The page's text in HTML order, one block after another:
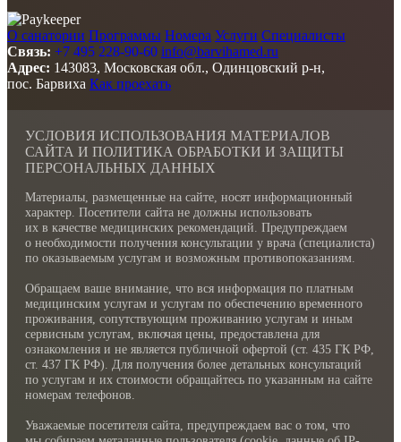
О санатории Программы Номера Услуги Специалисты
Связь: +7 495 228-90-60 info@barvihamed.ru
Адрес: 143083, Московская обл., Одинцовский р-н,
пос. Барвиха Как проехать
УСЛОВИЯ ИСПОЛЬЗОВАНИЯ МАТЕРИАЛОВ
САЙТА И ПОЛИТИКА ОБРАБОТКИ И ЗАЩИТЫ
ПЕРСОНАЛЬНЫХ ДАННЫХ
Материалы, размещенные на сайте, носят информационный
характер. Посетители сайта не должны использовать
их в качестве медицинских рекомендаций. Предупреждаем
о необходимости получения консультации у врача (специалиста)
по оказываемым услугам и возможным противопоказаниям.
Обращаем ваше внимание, что вся информация по платным
медицинским услугам и услугам по обеспечению временного
проживания, сопутствующим проживанию услугам и иным
сервисным услугам, включая цены, предоставлена для
ознакомления и не является публичной офертой (ст. 435 ГК РФ,
cт. 437 ГК РФ). Для получения более детальных консультаций
по услугам и их стоимости обращайтесь по указанным на сайте
номерам телефонов.
Уважаемые посетителя сайта, предупреждаем вас о том, что